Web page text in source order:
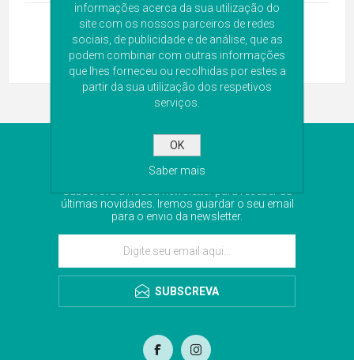
NEWSLETTER
Subscreva a nossa newsletter para receber as
últimas novidades. Iremos guardar o seu email
para o envio da newsletter.
SUBSCREVA
informações acerca da sua utilização do
site com os nossos parceiros de redes
sociais, de publicidade e de análise, que as
podem combinar com outras informações
que lhes forneceu ou recolhidas por estes a
partir da sua utilização dos respetivos
serviços.
OK
Saber mais